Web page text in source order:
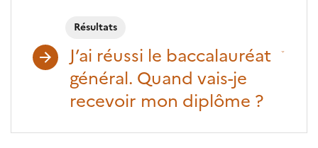
Résultats
J’ai réussi le baccalauréat
général. Quand vais-je
recevoir mon diplôme ?